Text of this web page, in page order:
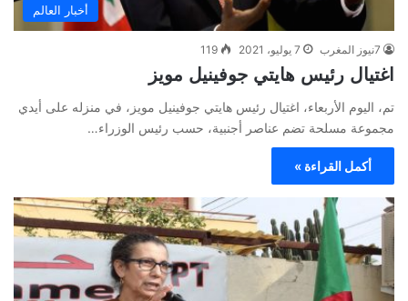
أخبار العالم
7نيوز المغرب 7 يوليو، 2021 119
اغتيال رئيس هايتي جوفينيل مويز
تم، اليوم الأربعاء، اغتيال رئيس هايتي جوفينيل مويز، في منزله على أيدي
مجموعة مسلحة تضم عناصر أجنبية، حسب رئيس الوزراء…
أكمل القراءة »